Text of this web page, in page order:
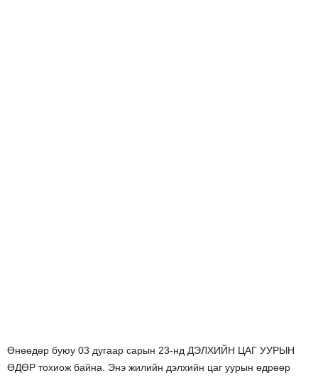
Өнөөдөр буюу 03 дугаар сарын 23-нд ДЭЛХИЙН ЦАГ УУРЫН
ӨДӨР тохиож байна. Энэ жилийн дэлхийн цаг уурын өдрөөр